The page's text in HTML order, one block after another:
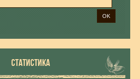
СТАТИСТИКА